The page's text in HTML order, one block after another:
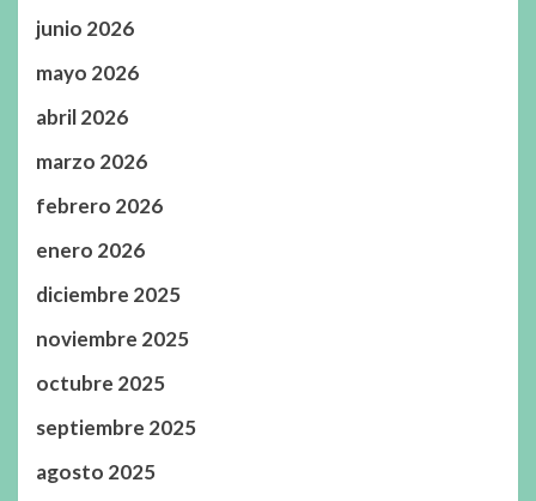
junio 2026
mayo 2026
abril 2026
marzo 2026
febrero 2026
enero 2026
diciembre 2025
noviembre 2025
octubre 2025
septiembre 2025
agosto 2025